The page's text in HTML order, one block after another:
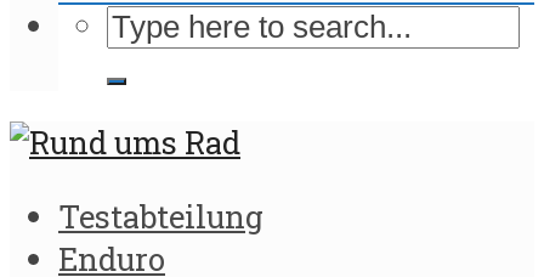
Testabteilung
Enduro